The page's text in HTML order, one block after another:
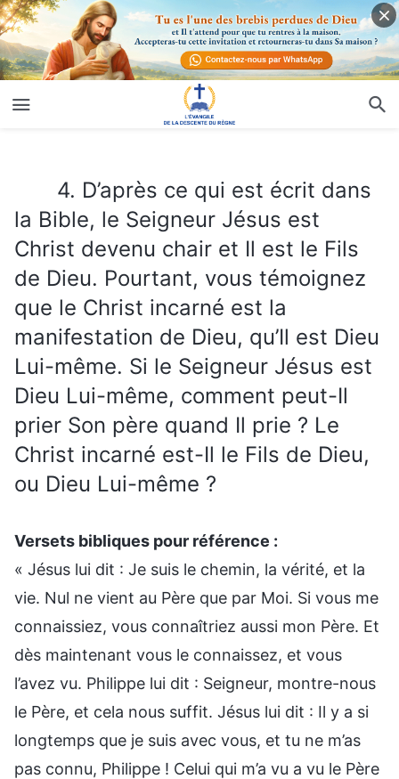
4. D’après ce qui est écrit dans
la Bible, le Seigneur Jésus est
Christ devenu chair et Il est le Fils
de Dieu. Pourtant, vous témoignez
que le Christ incarné est la
manifestation de Dieu, qu’Il est Dieu
Lui-même. Si le Seigneur Jésus est
Dieu Lui-même, comment peut-Il
prier Son père quand Il prie ? Le
Christ incarné est-Il le Fils de Dieu,
ou Dieu Lui-même ?
Versets bibliques pour référence :
« Jésus lui dit : Je suis le chemin, la vérité, et la
vie. Nul ne vient au Père que par Moi. Si vous me
connaissiez, vous connaîtriez aussi mon Père. Et
dès maintenant vous le connaissez, et vous
l’avez vu. Philippe lui dit : Seigneur, montre-nous
le Père, et cela nous suffit. Jésus lui dit : Il y a si
longtemps que je suis avec vous, et tu ne m’as
pas connu, Philippe ! Celui qui m’a vu a vu le Père